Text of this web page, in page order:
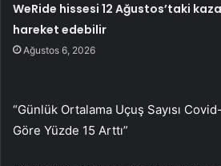
WeRide hissesi 12 Ağustos’taki
hareket edebilir
Ağustos 6, 2026
“Günlük Ortalama Uçuş Sayısı
Göre Yüzde 15 Arttı”